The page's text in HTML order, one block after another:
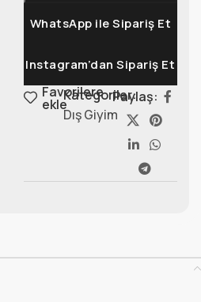
WhatsApp ile Sipariş Et
Instagram’dan Sipariş Et
Favorilere
ekle
Kategoriler:
Dış Giyim
Paylaş: